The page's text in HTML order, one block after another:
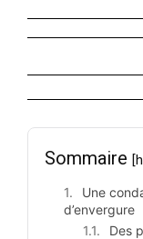
Sommaire
Une
d’envergure
Des